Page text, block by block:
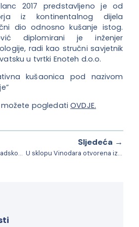
2017 predstavljeno je od
iz kontinentalnog dijela
dio odnosno kušanje istog.
diplomirani je inženjer
radi kao stručni savjetnik
u tvrtki Enoteh d.o.o.
kušaonica pod nazivom
pogledatiOVDJE.
Održana 10. sjednica Gradskog vijeća
Sljedeća →
U sklopu Vinodara otvorena izložba Đuke Butine